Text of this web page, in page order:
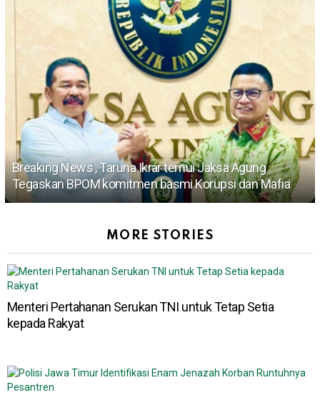
Breaking News , Taruna Ikrar temui Jaksa Agung
Tegaskan BPOM komitmen basmi Korupsi dan Mafia
MORE STORIES
Menteri Pertahanan Serukan TNI untuk Tetap Setia
kepada Rakyat